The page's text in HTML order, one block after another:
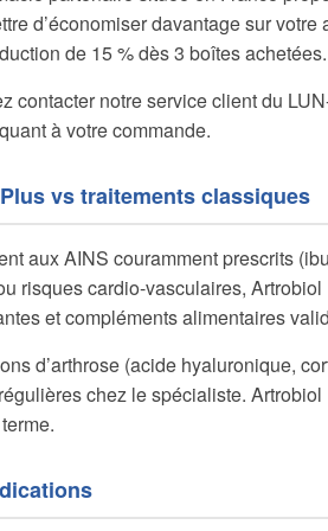
d’économiser davantage sur
de 15 % dès 3 boîtes achetées.
contacter notre service client du
à votre commande.
vs traitements classiques
aux AINS couramment prescrits
risques cardio-vasculaires,
et compléments alimentaires
d’arthrose (acide hyaluronique,
chez le spécialiste.